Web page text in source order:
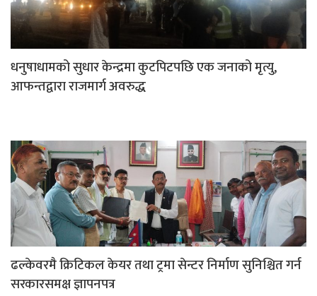
धनुषाधामको सुधार केन्द्रमा कुटपिटपछि एक जनाको मृत्यु,
आफन्तद्वारा राजमार्ग अवरुद्ध
ढल्केवरमै क्रिटिकल केयर तथा ट्रमा सेन्टर निर्माण सुनिश्चित गर्न
सरकारसमक्ष ज्ञापनपत्र